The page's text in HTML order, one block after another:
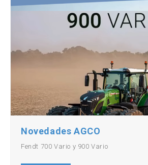
Novedades AGCO
Fendt 700 Vario y 900 Vario